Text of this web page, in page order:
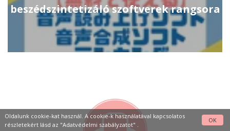
beszédszintetizáló szoftverek rangsora
Oldalunk cookie-kat használ. A cookie-k használatával kapcsolatos
részletekért lásd az "Adatvédelmi szabályzatot"
OK